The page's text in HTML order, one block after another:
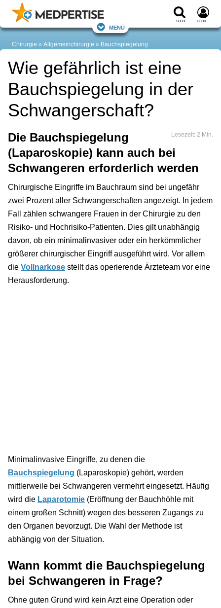
Suche Login
Menü
Chirurgie Allgemeinchirurgie Bauchspiegelung
Wie gefährlich ist eine
Bauchspiegelung in der
Schwangerschaft?
Lesezeit: 2 Min.
Die Bauchspiegelung
(Laparoskopie) kann auch bei
Schwangeren erforderlich werden
Chirurgische Eingriffe im Bauchraum sind bei ungefähr
zwei Prozent aller Schwangerschaften angezeigt. In jedem
Fall zählen schwangere Frauen in der Chirurgie zu den
Risiko- und Hochrisiko-Patienten. Dies gilt unabhängig
davon, ob ein minimalinvasiver oder ein herkömmlicher
größerer chirurgischer Eingriff ausgeführt wird. Vor allem
die Vollnarkose stellt das operierende Ärzteteam vor eine
Herausforderung.
Minimalinvasive Eingriffe, zu denen die
Bauchspiegelung (Laparoskopie) gehört, werden
mittlerweile bei Schwangeren vermehrt eingesetzt. Häufig
wird die Laparotomie (Eröffnung der Bauchhöhle mit
einem großen Schnitt) wegen des besseren Zugangs zu
den Organen bevorzugt. Die Wahl der Methode ist
abhängig von der Situation.
Wann kommt die Bauchspiegelung
bei Schwangeren in Frage?
Ohne guten Grund wird kein Arzt eine Operation oder